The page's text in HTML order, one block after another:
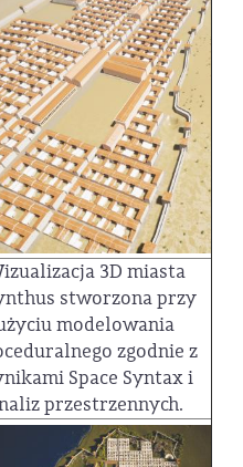
3D miasta
stworzona przy
modelowania
zgodnie z
Space Syntax i
przestrzennych.